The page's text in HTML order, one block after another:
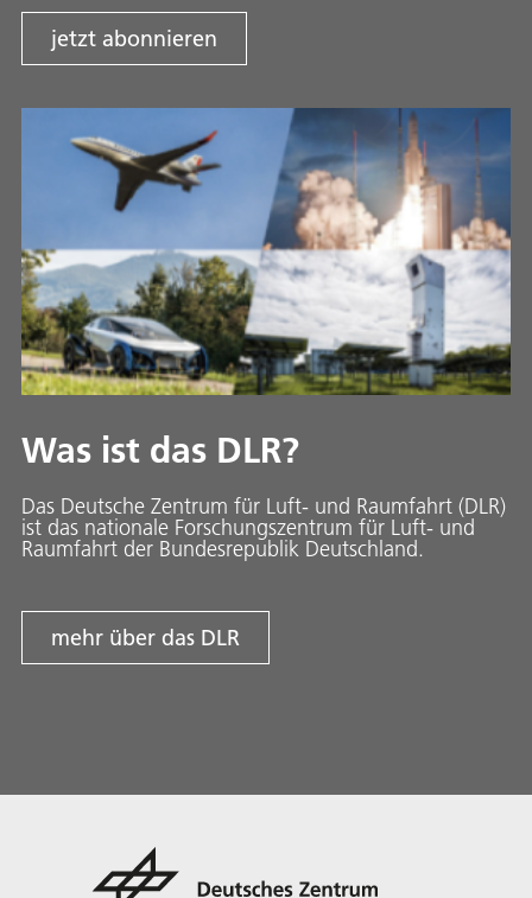
jetzt abonnieren
Was ist das DLR?
Das Deutsche Zentrum für Luft- und Raumfahrt (DLR)
ist das nationale Forschungszentrum für Luft- und
Raumfahrt der Bundesrepublik Deutschland.
mehr über das DLR